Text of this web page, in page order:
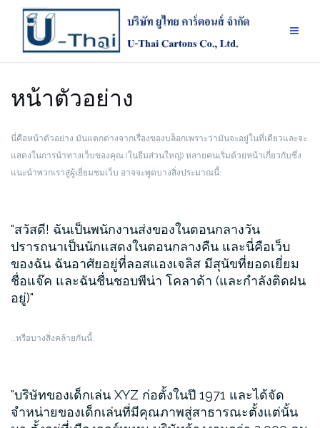
content
หน้าตัวอย่าง
นี่คือหน้าตัวอย่าง มันแตกต่างจากเรื่องของบล็อกเพราะว่ามันจะอยู่ในที่เดียวและจะ
แสดงในการนำทางเว็บของคุณ (ในธีมส่วนใหญ่) หลายคนเริ่มด้วยหน้าเกี่ยวกับซึ่ง
แนะนำพวกเราสู่ผู้เยี่ยมชมเว็บ อาจจะพูดบางสิ่งประมาณนี้:
สวัสดี! ฉันเป็นพนักงานส่งของในตอนกลางวัน
ปรารถนาเป็นนักแสดงในตอนกลางคืน และนี่คือเว็บ
ของฉัน ฉันอาศัยอยู่ที่ลอสแองเจลิส มีสุนัขที่ยอดเยี่ยม
ชื่อแจ๊ค และฉันชื่นชอบพีน่า โคลาด้า (และกำลังติดฝน
อยู่)
…หรือบางสิ่งคล้ายกันนี้:
บริษัทของเด็กเล่น XYZ ก่อตั้งในปี 1971 และได้จัด
จำหน่ายของเด็กเล่นที่มีคุณภาพสู่สาธารณะตั้งแต่นั้น